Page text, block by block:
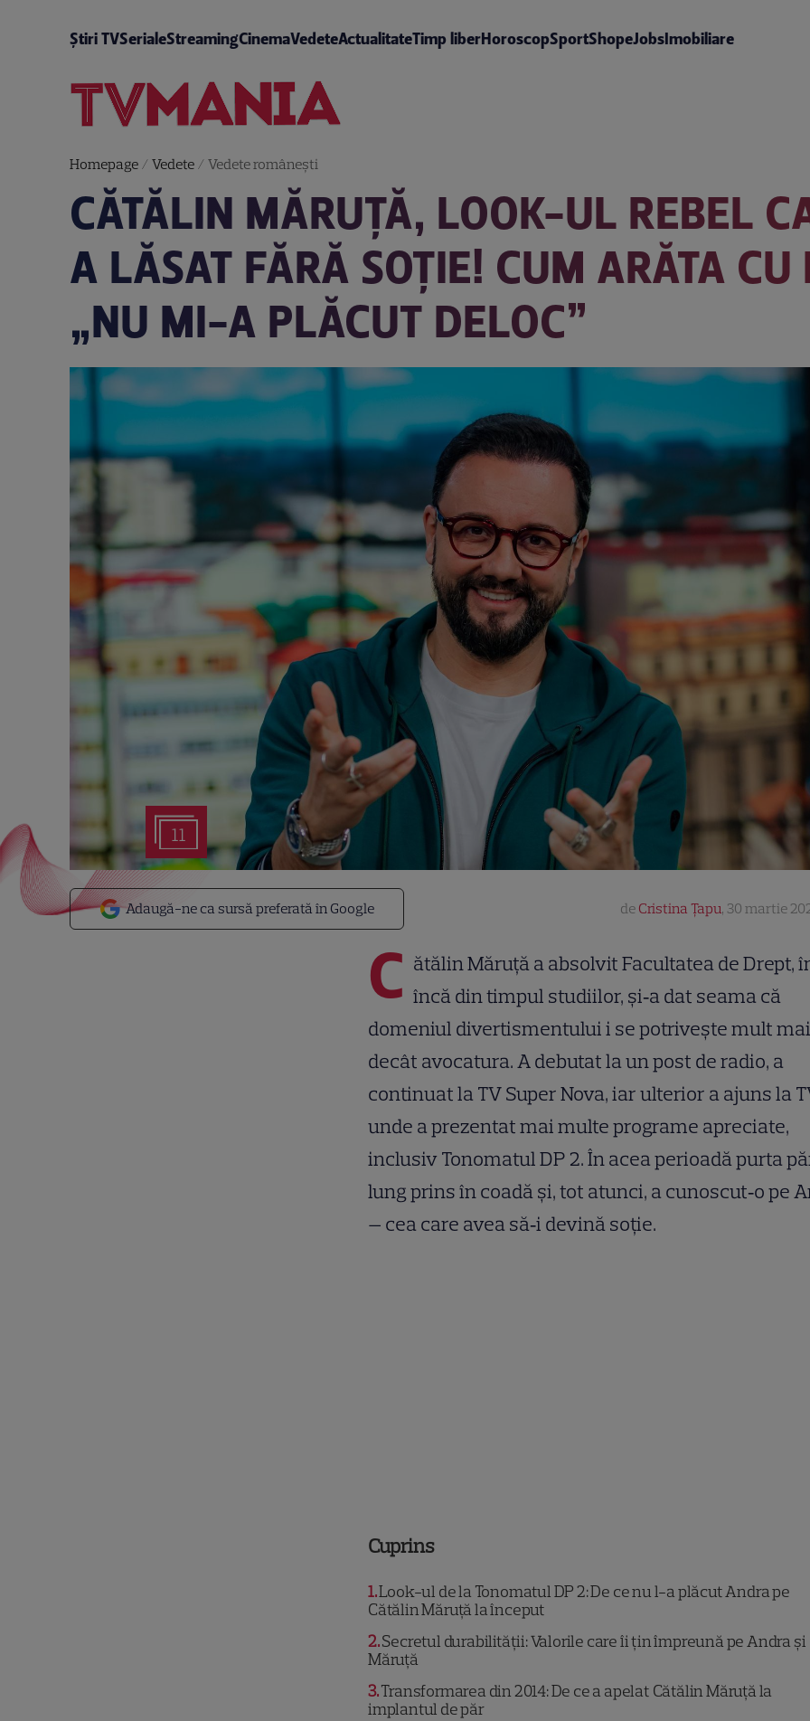
Știri TVSerialeStreamingCinemaVedeteActualitateTimp liberHoroscopSportShopeJobsImobiliare
Homepage/ Vedete/ Vedete româneşti
CĂTĂLIN MĂRUȚĂ, LOOK-UL REBEL
A LĂSAT FĂRĂ SOȚIE! CUM ARĂTA CU
„NU MI-A PLĂCUT DELOC”
11
Adaugă-ne ca sursă preferată în Google de Cristina Țapu, 30 martie
C ătălin Măruță a absolvit Facultatea de Drept,
încă din timpul studiilor, și‑a dat seama că
domeniul divertismentului i se potrivește mult
decât avocatura. A debutat la un post de radio, a
continuat la TV Super Nova, iar ulterior a ajuns la
unde a prezentat mai multe programe apreciate,
inclusiv Tonomatul DP 2. În acea perioadă purta
lung prins în coadă și, tot atunci, a cunoscut‑o pe
— cea care avea să‑i devină soție.
Cuprins
1Look-ul de la Tonomatul DP 2: De ce nu l-a plăcut Andra pe
Cătălin Măruță la început
2Secretul durabilității: Valorile care îi țin împreună pe Andra și
Măruță
3Transformarea din 2014: De ce a apelat Cătălin Măruță la
implantul de păr